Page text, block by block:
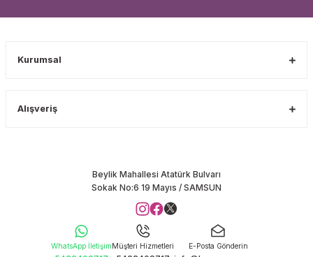
Kurumsal
Alışveriş
Beylik Mahallesi Atatürk Bulvarı
Sokak No:6 19 Mayıs / SAMSUN
WhatsApp İletişimMüşteri Hizmetleri E-Posta Gönderin